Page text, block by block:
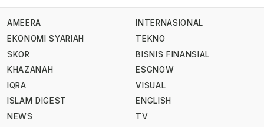
AMEERA
EKONOMI SYARIAH
SKOR
KHAZANAH
IQRA
ISLAM DIGEST
NEWS
INTERNASIONAL
TEKNO
BISNIS FINANSIAL
ESGNOW
VISUAL
ENGLISH
TV